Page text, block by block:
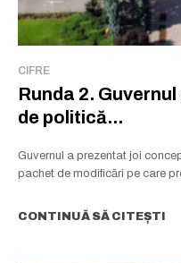
CIFRE
Runda 2.
de politică...
Guvernul a prezentat joi
pachet de modificări pe care
CONTINUĂ SĂ CITEȘTI